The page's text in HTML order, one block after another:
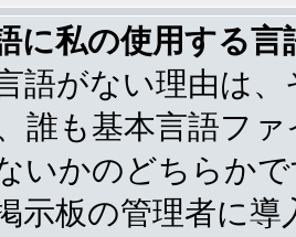
に私の使用する
語がない理由は
誰も基本言語フ
いかのどちらか
示板の管理者に